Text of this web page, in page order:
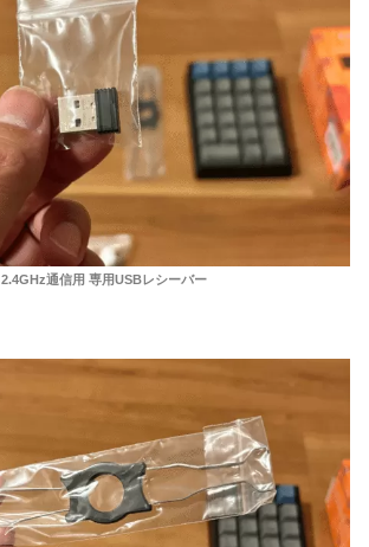
2.4GHz通信用 専用USBレシーバー